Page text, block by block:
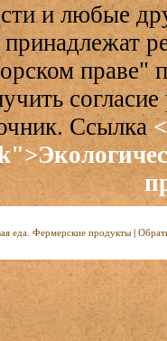
и любые
праве"
Ссылка
еда. Фермерские продукты |